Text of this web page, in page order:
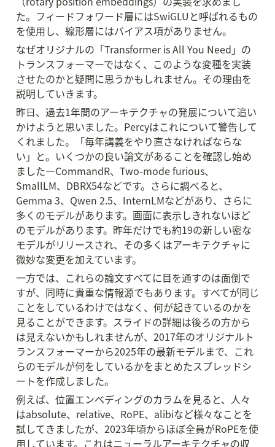
た。フィードフォワード層にはSwiGLUと呼ばれるもの
を使用し、線形層にはバイアス項がありません。
なぜオリジナルの「Transformer is All You Need」の
トランスフォーマーではなく、このような変種を実装
させたのかと疑問に思うかもしれません。その理由を
説明していきます。
昨日、過去1年間のアーキテクチャの発展について追い
かけようと思いました。Percyはこれについて警告して
くれました。「毎年講義をやり直さなければならな
い」と。いくつかの良い論文があることを確認し始め
ました—CommandR、Two-mode furious、
SmallLM、DBRX54などです。さらに調べると、
Gemma 3、Qwen 2.5、InternLMなどがあり、さらに
多くのモデルがあります。画面に表示しきれないほど
のモデルがあります。昨年だけでも約19の新しい密な
モデルがリリースされ、その多くはアーキテクチャに
微妙な変更を加えています。
一方では、これらの論文すべてに目を通すのは面倒で
すが、同時に貴重な情報源でもあります。すべてが同じ
ことをしているわけではなく、何が起きているのかを
見ることができます。スライドの詳細は後ろの方から
は見えないかもしれませんが、2017年のオリジナルト
ランスフォーマーから2025年の最新モデルまで、これ
らのモデルが何をしているかをまとめたスプレッドシ
ートを作成しました。
例えば、位置エンベディングのカラムを見ると、人々
はabsolute、relative、RoPE、alibiなど様々なことを
試してきましたが、2023年頃からほぼ全員がRoPEを使
用しています。これはニューラルアーキテクチャの収